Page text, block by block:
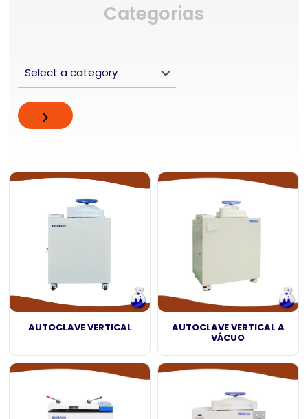
Categorias
AUTOCLAVE VERTICAL AUTOCLAVE VERTICAL A
VÁCUO